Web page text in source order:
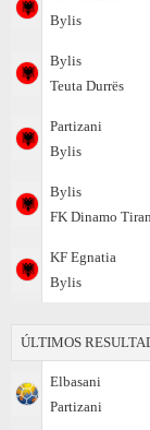
Bylis
Bylis
Teuta Durrës
Partizani
Bylis
Bylis
FK Dinamo
KF Egnatia
Bylis
ÚLTIMOS
Elbasani
Partizani